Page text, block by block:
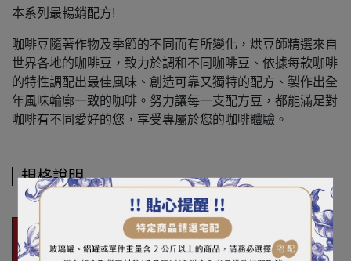
本系列最暢銷配方!
咖啡豆隨著作物及季節的不同而有所變化，烘豆師精選來自
世界各地的咖啡豆，致力於調和不同咖啡豆、依據每款咖啡
的特性調配出最佳風味、創造可靠又獨特的配方、製作出全
年風味輪廓一致的咖啡。努力讓每一支配方豆，都能滿足對
咖啡有不同愛好的您，享受專屬於您的咖啡體驗。
規格說明
烘焙度
中深焙｜Loring全熱風（＊請注
意：這是中深烘焙的咖啡，表面